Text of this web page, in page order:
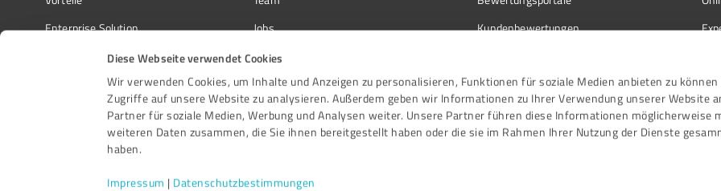
Diese Webseite verwendet Cookies
Wir verwenden Cookies, um Inhalte und Anzeigen zu personalisieren, Funktionen für soziale Medien anbieten zu können
Zugriffe auf unsere Website zu analysieren. Außerdem geben wir Informationen zu Ihrer Verwendung unserer Website
Partner für soziale Medien, Werbung und Analysen weiter. Unsere Partner führen diese Informationen möglicherweise
weiteren Daten zusammen, die Sie ihnen bereitgestellt haben oder die sie im Rahmen Ihrer Nutzung der Dienste
haben.
Impressum | Datenschutzbestimmungen
Enterprise Solution
Partnerprogramm
Auszeichnungen
Jobs
Kundenstimmen
Kontakt
Kundenbewertungen
Bewertungs­richtlinien
Events